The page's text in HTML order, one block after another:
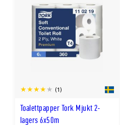
Toalettpapper Tork Mjukt 2-
lagers 6x50m
(1)